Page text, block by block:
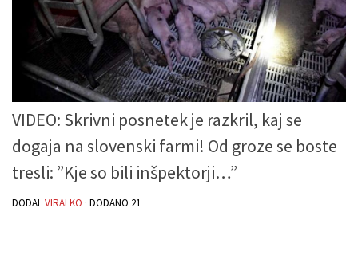
VIDEO: Skrivni posnetek je razkril, kaj se
dogaja na slovenski farmi! Od groze se boste
tresli: ”Kje so bili inšpektorji…”
DODALVIRALKO · DODANO 21